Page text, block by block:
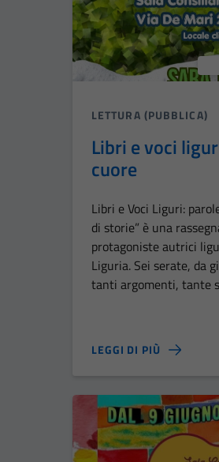
LETTURA (PUBBLICA)
Libri e voci
cuore
Libri e Voci Liguri:
di storie” è una
protagoniste autrici
Liguria. Sei serate, da
tanti argomenti, tante
LEGGI DI PIÙ